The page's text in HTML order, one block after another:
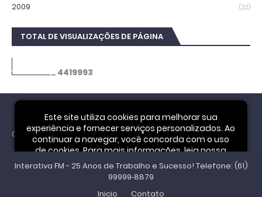
2009 (22)
TOTAL DE VISUALIZAÇÕES DE PÁGINA
4419993
Cookie Notice
Este site utiliza cookies para melhorar sua
experiência e fornecer serviços personalizados. Ao
continuar a navegar, você concorda com o uso
de cookies. Para mais informações, leia nossa
Política de Privacidade.
Interativa FM - 25 Anos de Trabalho e Sucesso! Telefone: (61)
99999‑8879
Inicio
Contato